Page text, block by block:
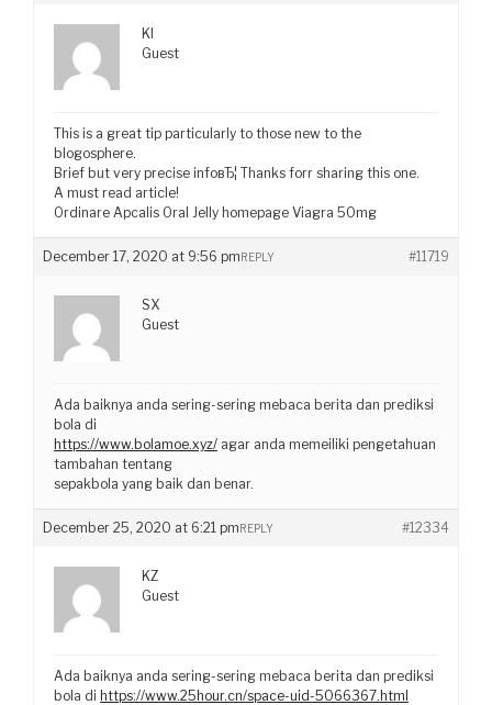
KI
Guest
This is a great tip particularly to those new to the
blogosphere.
Brief but very precise infoвЂ¦ Thanks forr sharing this one.
A must read article!
Ordinare Apcalis Oral Jelly homepage Viagra 50mg
December 17, 2020 at 9:56 pm #11719
REPLY
SX
Guest
Ada baiknya anda sering-sering mebaca berita dan prediksi
bola di
https://www.bolamoe.xyz/ agar anda memeiliki pengetahuan
tambahan tentang
sepakbola yang baik dan benar.
December 25, 2020 at 6:21 pm #12334
REPLY
KZ
Guest
Ada baiknya anda sering-sering mebaca berita dan prediksi
bola di https://www.25hour.cn/space-uid-5066367.html